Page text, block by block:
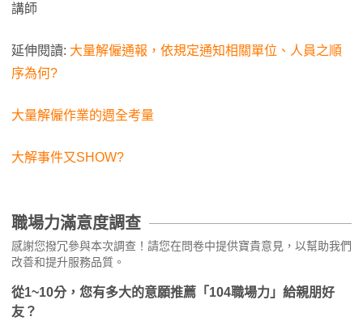
講師
延伸閱讀: 大量解僱通報，依規定通知相關單位、人員之順
序為何?
大量解僱作業的週全考量
大解事件又SHOW?
職場力滿意度調查
感謝您撥冗參與本次調查！請您在問卷中提供寶貴意見，以幫助我們
改善和提升服務品質。
從1~10分，您有多大的意願推薦「104職場力」給親朋好
友？